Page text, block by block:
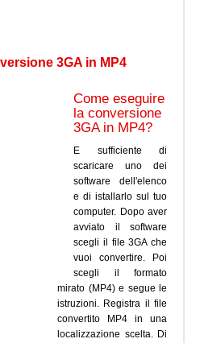
3GA in MP4
Come eseguire
la conversione
3GA in MP4?
E sufficiente di
scaricare uno dei
software dell'elenco
e di istallarlo sul tuo
computer. Dopo aver
avviato il software
scegli il file 3GA che
vuoi convertire. Poi
scegli il formato
mirato (MP4) e segue le
istruzioni. Registra il file
convertito MP4 in una
localizzazione scelta. Di